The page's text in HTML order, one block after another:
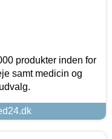
produkter inden for
samt medicin og